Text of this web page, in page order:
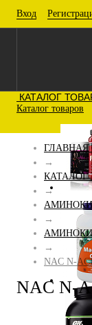
Вход
КАТАЛОГ
Каталог товаров
ГЛАВНАЯ
→
КАТАЛОГ
→
→
→
NAC N-
NAC N-